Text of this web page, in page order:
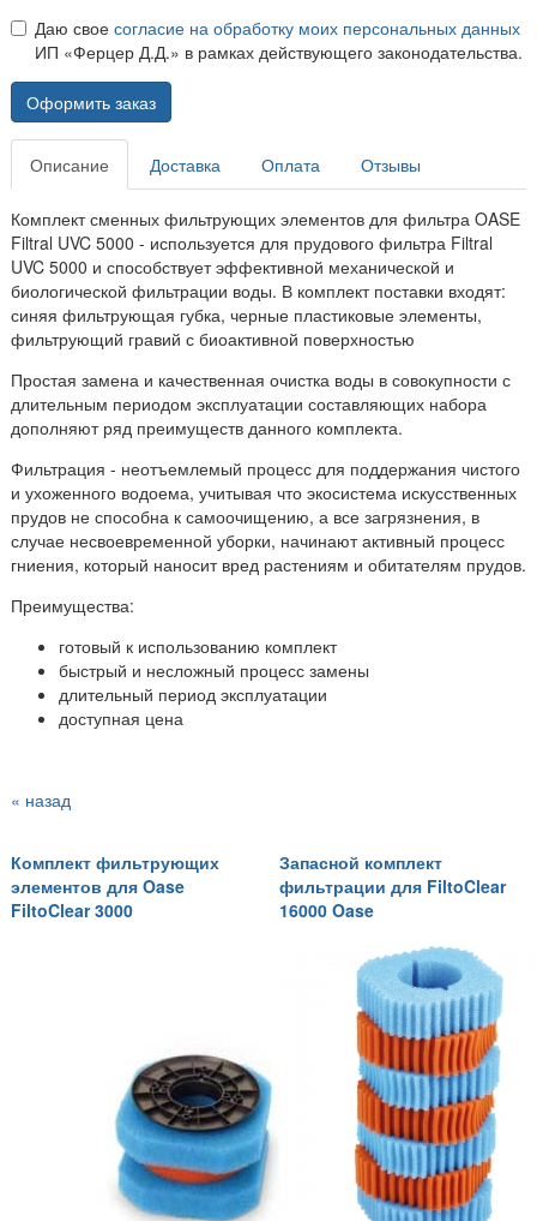
Даю свое согласие на обработку моих персональных данных
ИП «Ферцер Д.Д.» в рамках действующего законодательства.
Оформить заказ
Описание Доставка Оплата Отзывы
Комплект сменных фильтрующих элементов для фильтра OASE
Filtral UVC 5000 - используется для прудового фильтра Filtral
UVC 5000 и способствует эффективной механической и
биологической фильтрации воды. В комплект поставки входят:
синяя фильтрующая губка, черные пластиковые элементы,
фильтрующий гравий с биоактивной поверхностью
Простая замена и качественная очистка воды в совокупности с
длительным периодом эксплуатации составляющих набора
дополняют ряд преимуществ данного комплекта.
Фильтрация - неотъемлемый процесс для поддержания чистого
и ухоженного водоема, учитывая что экосистема искусственных
прудов не способна к самоочищению, а все загрязнения, в
случае несвоевременной уборки, начинают активный процесс
гниения, который наносит вред растениям и обитателям прудов.
Преимущества:
готовый к использованию комплект
быстрый и несложный процесс замены
длительный период эксплуатации
доступная цена
« назад
Комплект фильтрующих
элементов для Oase
FiltoClear 3000
Запасной комплект
фильтрации для FiltoClear
16000 Oase